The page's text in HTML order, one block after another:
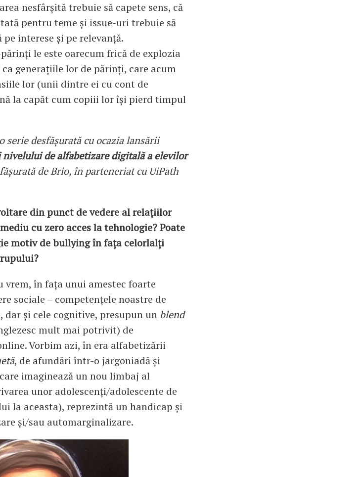
nesfârșită trebuie să capete sens, că
pentru teme și issue-uri trebuie să
interese și pe relevanță.
le este oarecum frică de explozia
generațiile lor de părinți, care acum
lor (unii dintre ei cu cont de
la capăt cum copiii lor își pierd timpul
desfășurată cu ocazia lansării
de alfabetizare digitală a elevilor
de Brio, în parteneriat cu UiPath
din punct de vedere al relațiilor
cu zero acces la tehnologie? Poate
motiv de bullying în fața celorlalți
vrem, în fața unui amestec foarte
sociale – competențele noastre de
dar și cele cognitive, presupun un blend
mult mai potrivit) de
Vorbim azi, în era alfabetizării
, de afundări într-o jargoniadă și
imaginează un nou limbaj al
unor adolescenți/adolescente de
la aceasta), reprezintă un handicap și
și/sau automarginalizare.